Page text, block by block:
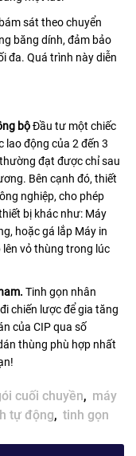
sát theo chuyển
băng dính, đảm bảo
đa. Quá trình này diễn
bộĐầu tư một chiếc
động của 2 đến 3
đạt được chỉ sau
Bên cạnh đó, thiết
nghiệp, cho phép
bị khác như: Máy
hoặc gá lắp Máy in
vỏ thùng trong lúc
Tinh gọn nhân
chiến lược để gia tăng
của CIP qua số
thùng phù hợp nhất
cuối chuyền
máy
tự động
tinh gọn